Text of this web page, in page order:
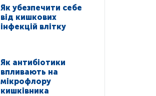
Як убезпечити себе
від кишкових
інфекцій влітку
Як антибіотики
впливають на
мікрофлору
кишківника